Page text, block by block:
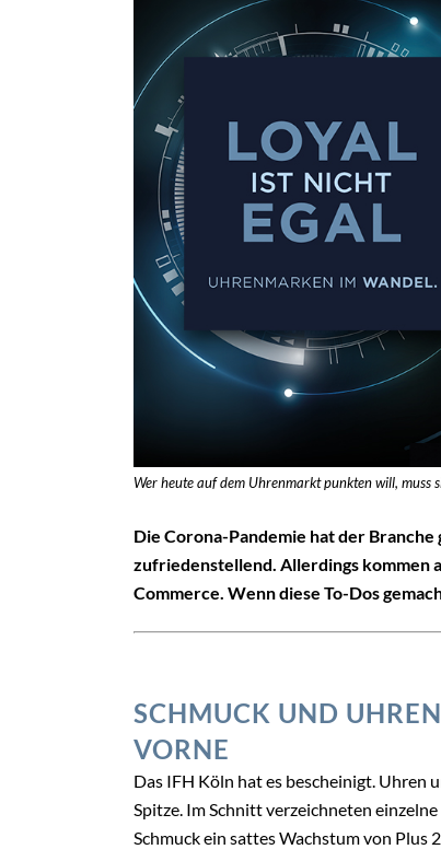
Wer heute auf dem Uhrenmarkt punkten will, muss
Die Corona-Pandemie hat der
zufriedenstellend. Allerdings kommen
Commerce. Wenn diese To-Dos
SCHMUCK UND
VORNE
Das IFH Köln hat es bescheinigt. Uhren
Spitze. Im Schnitt verzeichneten
Schmuck ein sattes Wachstum von Plus